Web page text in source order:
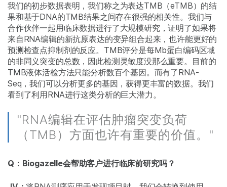
我们的初步数据表明，我们称之为表达TMB（eTMB）的结
果和基于DNA的TMB结果之间存在很强的相关性。我们与
合作伙伴一起用临床数据进行了大规模研究，证明了如果将
来自RNA编辑的新抗原表达的变异组合起来，也许能更好的
预测检查点抑制剂的反应。TMB评分是每Mb蛋白编码区域
的非同义突变的总数，因此检测灵敏度没那么重要。目前的
TMB液体活检方法只能分析数百个基因。而有了RNA-
Seq，我们可以分析更多的基因，获得更丰富的数据。我们
看到了利用RNA进行这类分析的巨大潜力。
"RNA编辑在评估肿瘤突变负荷
（TMB）方面也许有重要的价值。"
Q：Biogazelle会帮助客户进行临床前研究吗？